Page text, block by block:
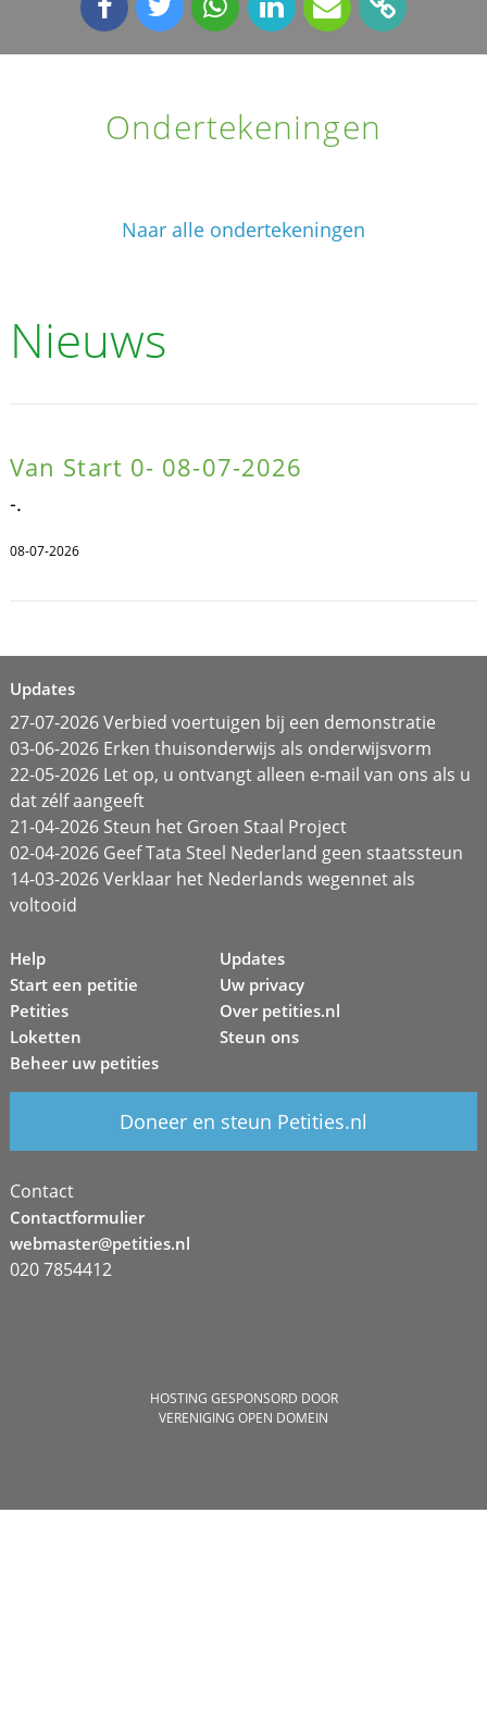
Ondertekeningen
Naar alle ondertekeningen
Nieuws
Van Start 0- 08-07-2026
-.
08-07-2026
Updates
27-07-2026 Verbied voertuigen bij een demonstratie
03-06-2026 Erken thuisonderwijs als onderwijsvorm
22-05-2026 Let op, u ontvangt alleen e-mail van ons als u
dat zélf aangeeft
21-04-2026 Steun het Groen Staal Project
02-04-2026 Geef Tata Steel Nederland geen staatssteun
14-03-2026 Verklaar het Nederlands wegennet als
voltooid
Help
Start een petitie
Petities
Loketten
Beheer uw petities
Updates
Uw privacy
Over petities.nl
Steun ons
Doneer en steun Petities.nl
Contact
Contactformulier
webmaster@petities.nl
020 7854412
HOSTING GESPONSORD DOOR
VERENIGING OPEN DOMEIN